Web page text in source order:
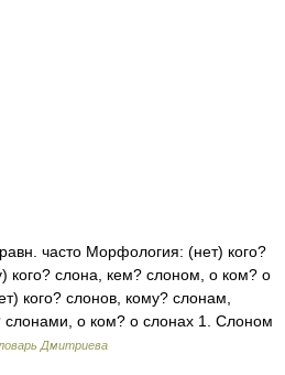
часто Морфология: (нет) кого?
кого? слона, кем? слоном, о ком? о
кого? слонов, кому? слонам,
слонами, о ком? о слонах 1. Слоном
Дмитриева